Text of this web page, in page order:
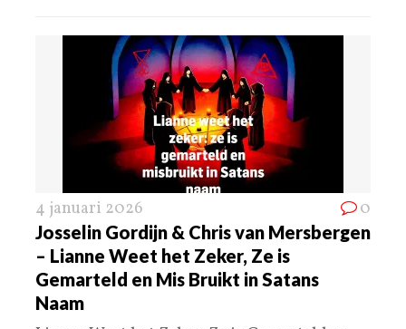
4 januari 2026 0
Josselin Gordijn & Chris van Mersbergen
– Lianne Weet het Zeker, Ze is
Gemarteld en Mis Bruikt in Satans
Naam